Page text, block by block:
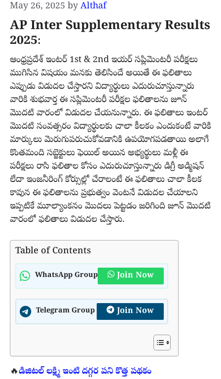
May 26, 2025 by Althaf
AP Inter Supplementary Results
2025:
ఆంధ్రప్రదేశ్ ఇంటర్ 1st & 2nd ఇయర్ సప్లిమెంటరీ పరీక్షలు
ముగిసిన విషయం మనకు తెలిసిందే అయితే ఈ ఫలితాలు
ఎప్పుడు విడుదల చేస్తారని విద్యార్థులు ఎదురుచూస్తున్నారు
వారికి శుభవార్త ఈ సప్లిమెంటరీ పరీక్షల ఫలితాలను జూన్
మొదటి వారంలో విడుదల చేయనున్నారు. ఈ ఫలితాలు ఇంటర్
మొదటి సంవత్సరం విద్యార్థులకు చాలా కీలకం ఎందుకంటే వారికి
మార్కులు మెరుగుపరుచుకోవడానికి ఉపయోగపడతాయి అలాగే
కొంతమంది సబ్జెక్టులు ఫెయిల్ అయిన అభ్యర్థులు మళ్లీ ఈ
పరీక్షలు రాసి ఫలితాల కోసం ఎదురుచూస్తున్నారు డిగ్రీ అడ్మిషన్
లేదా ఇంజనీరింగ్ కోర్సుల్లో చేరాలంటే ఈ ఫలితాలు చాలా కీలక
కావున ఈ ఫలితాలను ప్రభుత్వం వెంటనే విడుదల చేయాలని
ఇప్పటికే మూల్యాంకనం మొదలు పెట్టడం జరిగింది జూన్ మొదటి
వారంలో ఫలితాలు విడుదల చేస్తారు.
Table of Contents
WhatsApp Group Join Now
Telegram Group Join Now
🔥డిజిటల్ లక్ష్మి ఇంటి దగ్గర పని కొత్త పథకం